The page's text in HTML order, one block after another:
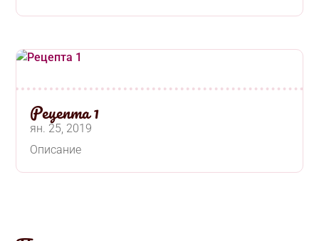
Рецепта 1
ян. 25, 2019
Описание